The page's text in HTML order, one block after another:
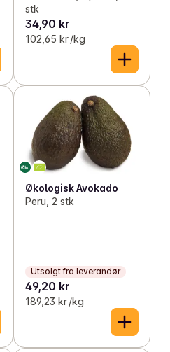
stk
34,90 kr
102,65 kr /kg
Økologisk Avokado
Peru, 2 stk
Utsolgt fra leverandør
49,20 kr
189,23 kr /kg